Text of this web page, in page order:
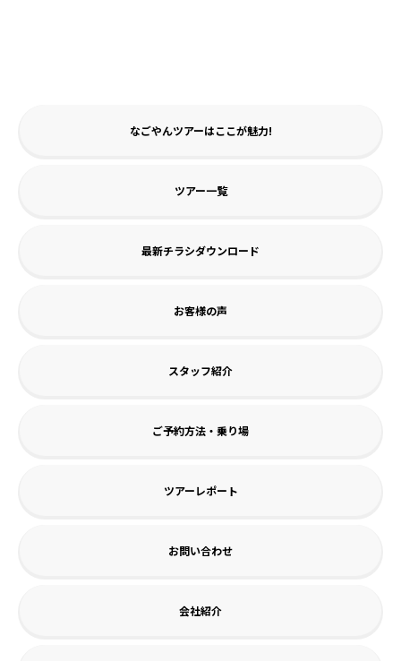
なごやんツアーはここが魅力!
ツアー一覧
最新チラシダウンロード
お客様の声
スタッフ紹介
ご予約方法・乗り場
ツアーレポート
お問い合わせ
会社紹介